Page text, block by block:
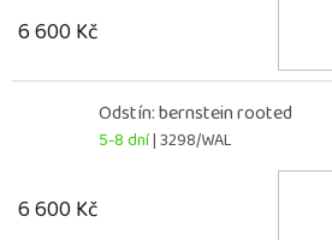
6 600 Kč
Odstín: bernstein rooted
5-8 dní| 3298/WAL
6 600 Kč